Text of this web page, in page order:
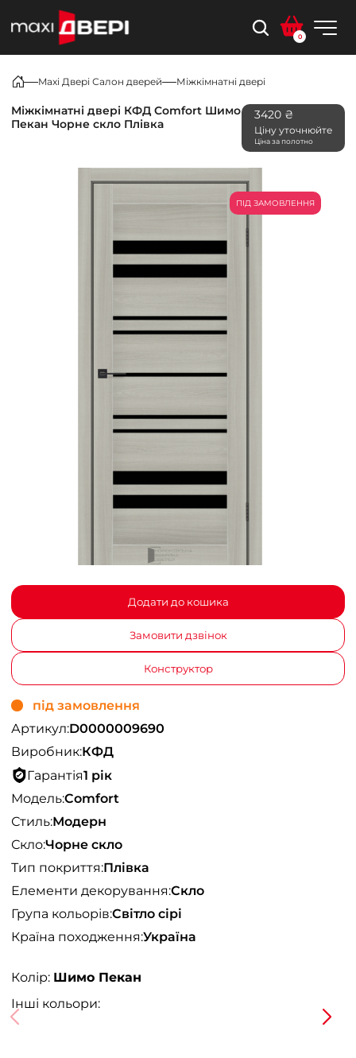
0
Maxi Двері Салон дверей Міжкімнатні двері
Міжкімнатні двері КФД Comfort Шимо
Пекан Чорне скло Плівка
3420 ₴
Ціну уточнюйте
Ціна за полотно
ПІД ЗАМОВЛЕННЯ
Додати до кошика
Замовити дзвінок
Конструктор
під замовлення
Артикул:D0000009690
Виробник:КФД
Гарантія1 рік
Модель:Comfort
Стиль:Модерн
Скло:Чорне скло
Тип покриття:Плівка
Елементи декорування:Скло
Група кольорів:Світло сірі
Країна походження:Україна
Колір: Шимо Пекан
Інші кольори: